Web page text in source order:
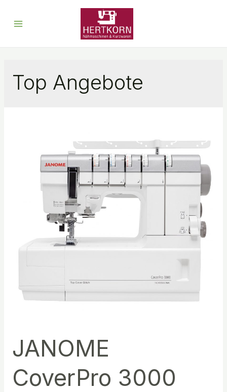
Top Angebote
JANOME
CoverPro 3000